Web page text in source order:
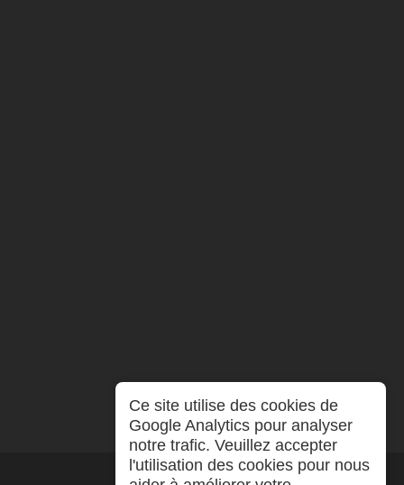
Ce site utilise des cookies de
Google Analytics pour analyser
notre trafic. Veuillez accepter
l'utilisation des cookies pour nous